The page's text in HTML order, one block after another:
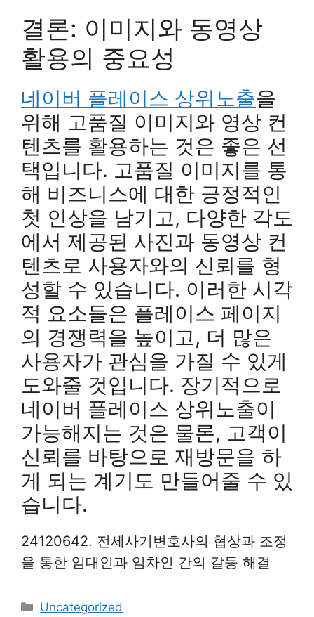
결론: 이미지와 동영상
활용의 중요성
네이버 플레이스 상위노출을
위해 고품질 이미지와 영상 컨
텐츠를 활용하는 것은 좋은 선
택입니다. 고품질 이미지를 통
해 비즈니스에 대한 긍정적인
첫 인상을 남기고, 다양한 각도
에서 제공된 사진과 동영상 컨
텐츠로 사용자와의 신뢰를 형
성할 수 있습니다. 이러한 시각
적 요소들은 플레이스 페이지
의 경쟁력을 높이고, 더 많은
사용자가 관심을 가질 수 있게
도와줄 것입니다. 장기적으로
네이버 플레이스 상위노출이
가능해지는 것은 물론, 고객이
신뢰를 바탕으로 재방문을 하
게 되는 계기도 만들어줄 수 있
습니다.
24120642. 전세사기변호사의 협상과 조정
을 통한 임대인과 임차인 간의 갈등 해결
Categories
Uncategorized